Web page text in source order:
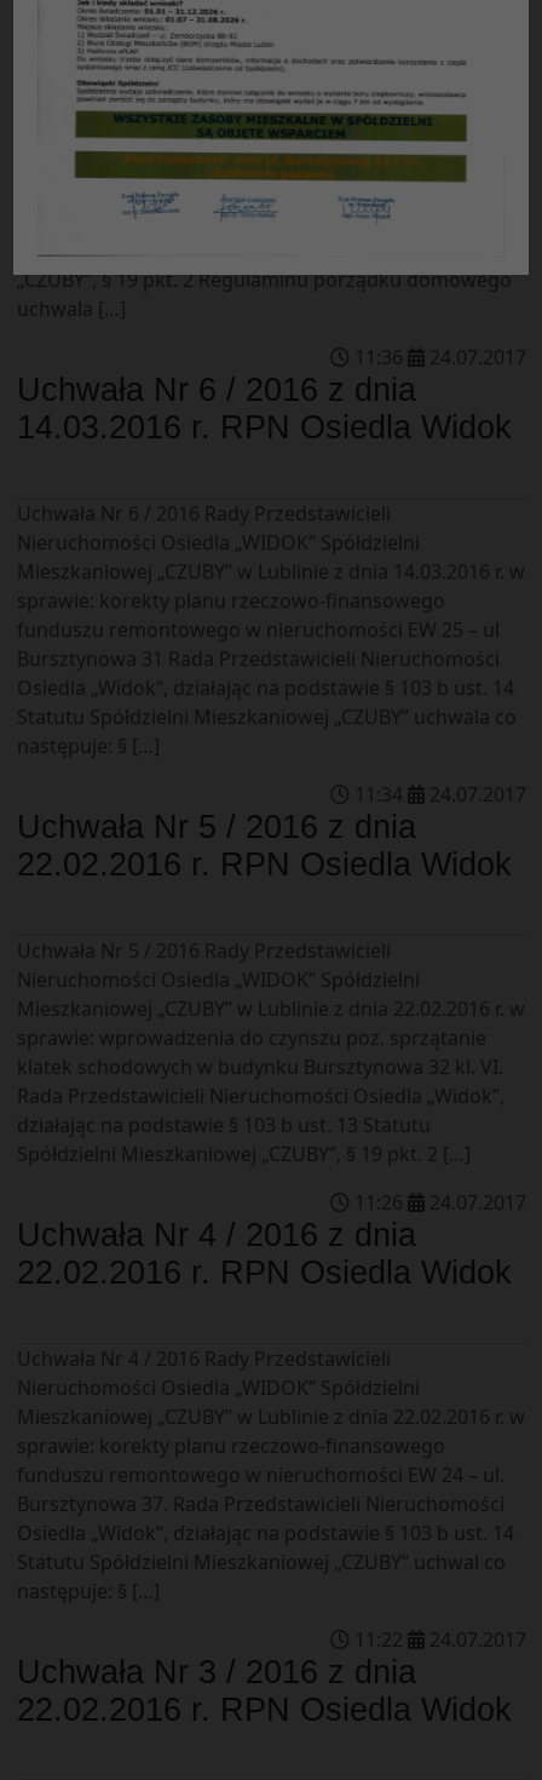
Uchwała Nr 7 / 2016 Rady Przedstawicieli
Nieruchomości Osiedla „WIDOK” Spółdzielni
Mieszkaniowej „CZUBY” w Lublinie z dnia 18.04.2016 r. w
sprawie: wprowadzenia do czynszu poz. sprzątanie
klatki schodowej w budynkach. Rada Przedstawicieli
Nieruchomości Osiedla „Widok”, działając na podstawie
§ 103 b ust. 13 Statutu Spółdzielni Mieszkaniowej
„CZUBY”, § 19 pkt. 2 Regulaminu porządku domowego
uchwala […]
11 :36 24.07.2017
Uchwała Nr 6 / 2016 z dnia
14.03.2016 r. RPN Osiedla Widok
Uchwała Nr 6 / 2016 Rady Przedstawicieli
Nieruchomości Osiedla „WIDOK” Spółdzielni
Mieszkaniowej „CZUBY” w Lublinie z dnia 14.03.2016 r. w
sprawie: korekty planu rzeczowo-finansowego
funduszu remontowego w nieruchomości EW 25 – ul
Bursztynowa 31 Rada Przedstawicieli Nieruchomości
Osiedla „Widok”, działając na podstawie § 103 b ust. 14
Statutu Spółdzielni Mieszkaniowej „CZUBY” uchwala co
następuje: § […]
11 :34 24.07.2017
Uchwała Nr 5 / 2016 z dnia
22.02.2016 r. RPN Osiedla Widok
Uchwała Nr 5 / 2016 Rady Przedstawicieli
Nieruchomości Osiedla „WIDOK” Spółdzielni
Mieszkaniowej „CZUBY” w Lublinie z dnia 22.02.2016 r. w
sprawie: wprowadzenia do czynszu poz. sprzątanie
klatek schodowych w budynku Bursztynowa 32 kl. VI.
Rada Przedstawicieli Nieruchomości Osiedla „Widok”,
działając na podstawie § 103 b ust. 13 Statutu
Spółdzielni Mieszkaniowej „CZUBY”, § 19 pkt. 2 […]
11 :26 24.07.2017
Uchwała Nr 4 / 2016 z dnia
22.02.2016 r. RPN Osiedla Widok
Uchwała Nr 4 / 2016 Rady Przedstawicieli
Nieruchomości Osiedla „WIDOK” Spółdzielni
Mieszkaniowej „CZUBY” w Lublinie z dnia 22.02.2016 r. w
sprawie: korekty planu rzeczowo-finansowego
funduszu remontowego w nieruchomości EW 24 – ul.
Bursztynowa 37. Rada Przedstawicieli Nieruchomości
Osiedla „Widok”, działając na podstawie § 103 b ust. 14
Statutu Spółdzielni Mieszkaniowej „CZUBY” uchwal co
następuje: § […]
11 :22 24.07.2017
Uchwała Nr 3 / 2016 z dnia
22.02.2016 r. RPN Osiedla Widok